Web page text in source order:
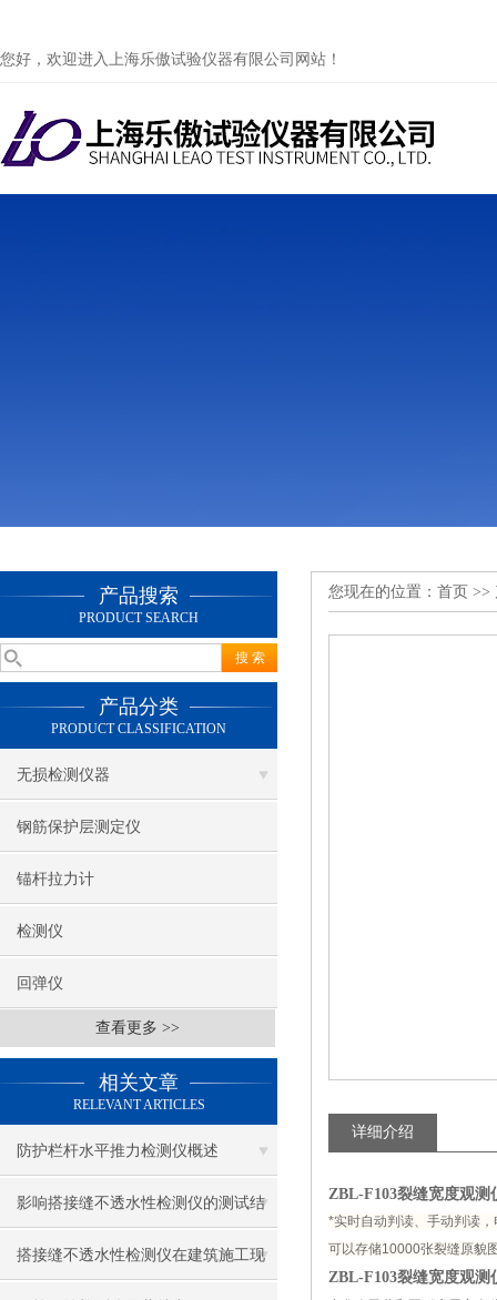
您好，欢迎进入上海乐傲试验仪器有限公司网站！
产品搜索
PRODUCT SEARCH
产品分类
PRODUCT CLASSIFICATION
无损检测仪器
钢筋保护层测定仪
锚杆拉力计
检测仪
回弹仪
查看更多 >>
相关文章
RELEVANT ARTICLES
防护栏杆水平推力检测仪概述
影响搭接缝不透水性检测仪的测试结
果的因素有哪些？
搭接缝不透水性检测仪在建筑施工现
您现在的位置： 首页 >>
详细介绍
ZBL-F103裂缝宽度观测
*实时自动判读、手动判读
可以存储10000张裂缝原貌
ZBL-F103裂缝宽度观测